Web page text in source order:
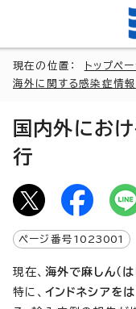
現在の位置： トップペ
海外に関する感染症情報
国内外におけ
行
ページ番号 1023001
現在、 海外で麻しん（
特に、 インドネシアを